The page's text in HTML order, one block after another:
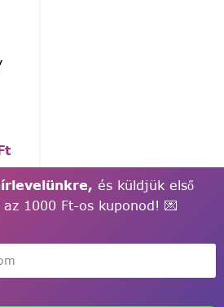
és küldjük első
1000 Ft-os kuponod! 💌